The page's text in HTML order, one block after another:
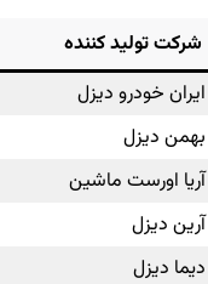
شرکت تولید کننده
ایران خودرو دیزل
بهمن دیزل
آریا اورست ماشین
آرین دیزل
دیما دیزل